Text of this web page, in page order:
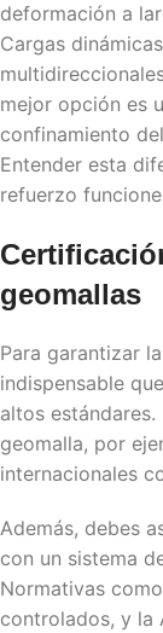
deformación a
Cargas
mejor opción es
confinamiento
Entender esta
refuerzo
geomallas
Para garantizar
indispensable
altos
geomalla, por
internacionales
Además, debes
con un sistema
Normativas
controlados, y la